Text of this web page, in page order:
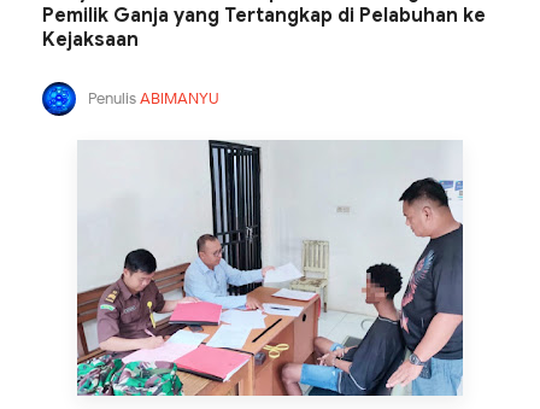
Pemilik Ganja yang Tertangkap di Pelabuhan ke
Kejaksaan
PenulisABIMANYU